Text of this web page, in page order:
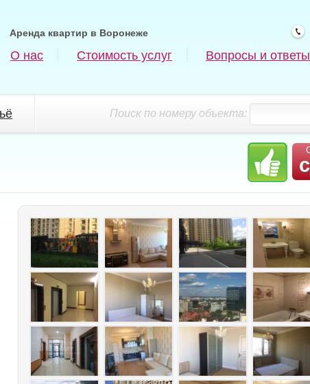
Аренда квартир в Воронеже
О нас Стоимость услуг Вопросы и ответы
Поиск по номеру объекта: